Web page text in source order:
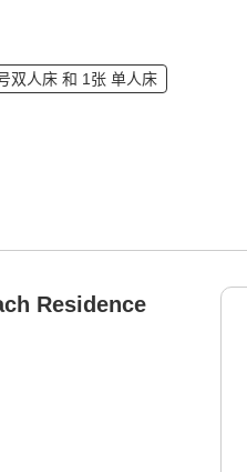
双人床 和 1张 单人床
Residence